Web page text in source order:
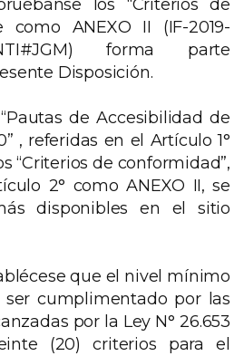
los “Criterios de
como ANEXO II (IF-2019-
forma parte
Disposición.
“Pautas de Accesibilidad de
, referidas en el Artículo 1°
“Criterios de conformidad”,
2° como ANEXO II, se
disponibles en el sitio
que el nivel mínimo
cumplimentado por las
por la Ley N° 26.653
(20) criterios para el